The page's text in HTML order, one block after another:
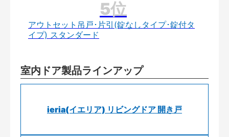
アウトセット吊戸･片引(錠なしタイプ･錠付タ
イプ) スタンダード
室内ドア製品ラインアップ
ieria(イエリア) リビングドア 開き戸